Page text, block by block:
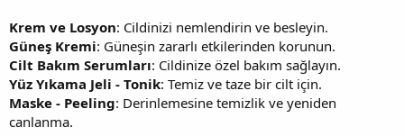
Krem ve Losyon: Cildinizi nemlendirin ve besleyin.
Güneş Kremi: Güneşin zararlı etkilerinden korunun.
Cilt Bakım Serumları: Cildinize özel bakım sağlayın.
Yüz Yıkama Jeli - Tonik: Temiz ve taze bir cilt için.
Maske - Peeling: Derinlemesine temizlik ve yeniden
canlanma.